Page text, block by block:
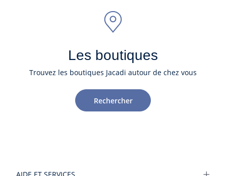
Les boutiques
Trouvez les boutiques Jacadi autour de chez vous
Rechercher